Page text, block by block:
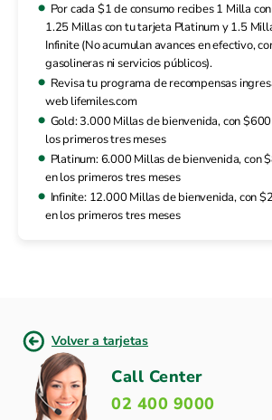
Por cada $1 de consumo recibes 1 Milla
1.25 Millas con tu tarjeta Platinum y 1.5
Infinite (No acumulan avances en efectivo,
gasolineras ni servicios públicos).
Revisa tu programa de recompensas
web lifemiles.com
Gold: 3.000 Millas de bienvenida, con
los primeros tres meses
Platinum: 6.000 Millas de bienvenida, con
en los primeros tres meses
Infinite: 12.000 Millas de bienvenida, con
en los primeros tres meses
Volver a tarjetas
Call Center
02 400 9000